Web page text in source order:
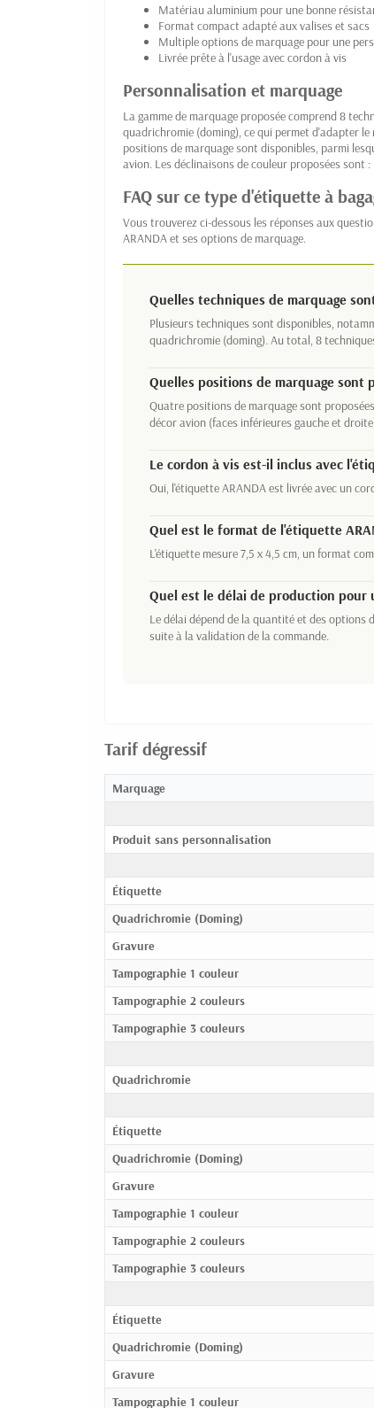
Matériau aluminium pour une bonne
Format compact adapté aux valises et sacs
Multiple options de marquage pour une
Livrée prête à l'usage avec cordon à vis
Personnalisation et marquage
La gamme de marquage proposée comprend 8
quadrichromie (doming), ce qui permet d'adapter
positions de marquage sont disponibles, parmi
avion. Les déclinaisons de couleur proposées sont
FAQ sur ce type d'étiquette à
Vous trouverez ci-dessous les réponses aux
ARANDA et ses options de marquage.
Quelles techniques de marquage
Plusieurs techniques sont disponibles,
quadrichromie (doming). Au total, 8
Quelles positions de marquage sont
Quatre positions de marquage sont
décor avion (faces inférieures gauche et
Le cordon à vis est-il inclus avec
Oui, l'étiquette ARANDA est livrée avec un
Quel est le format de l'étiquette
L'étiquette mesure 7,5 x 4,5 cm, un format
Quel est le délai de production pour
Le délai dépend de la quantité et des options
suite à la validation de la commande.
Tarif dégressif
Marquage
Produit sans personnalisation
Étiquette
Quadrichromie (Doming)
Gravure
Tampographie 1 couleur
Tampographie 2 couleurs
Tampographie 3 couleurs
Quadrichromie
Étiquette
Quadrichromie (Doming)
Gravure
Tampographie 1 couleur
Tampographie 2 couleurs
Tampographie 3 couleurs
Étiquette
Quadrichromie (Doming)
Gravure
Tampographie 1 couleur